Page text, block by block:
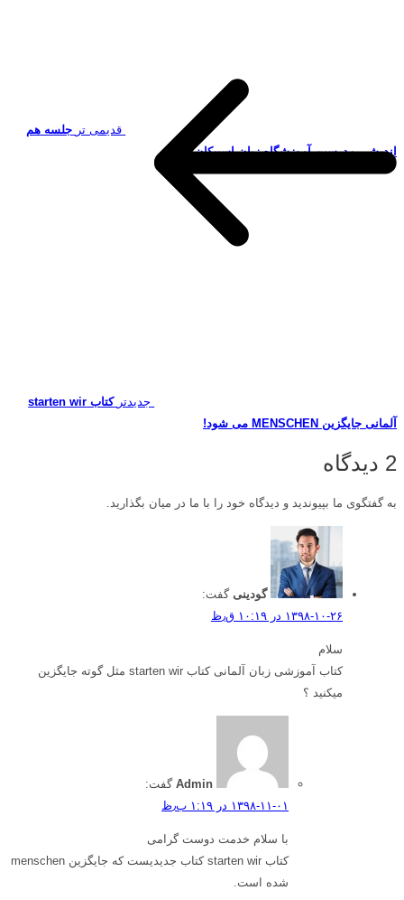
قدیمی تر جلسه هم
اندیشی مدرسین آموزشگاه زبان اسپیکان
جدیدتر
کتاب starten wir
آلمانی جایگزین MENSCHEN می شود!
2 دیدگاه
به گفتگوی ما بپیوندید و دیدگاه خود را با ما در میان بگذارید.
گودینی گفت:
۱۳۹۸-۱۰-۲۶ در ۱۰:۱۹ ق٫ظ
سلام
کتاب آموزشی زبان آلمانی کتاب starten wir مثل گوته جایگزین
میکنید ؟
Admin گفت:
۱۳۹۸-۱۱-۰۱ در ۱:۱۹ ب٫ظ
با سلام خدمت دوست گرامی
کتاب starten wir کتاب جدیدیست که جایگزین menschen
شده است.